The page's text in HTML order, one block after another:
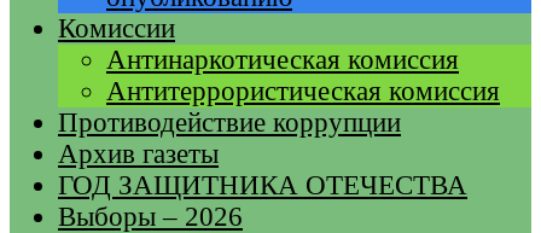
Комиссии
Антинаркотическая комиссия
Антитеррористическая комиссия
Противодействие коррупции
Архив газеты
ГОД ЗАЩИТНИКА ОТЕЧЕСТВА
Выборы – 2026